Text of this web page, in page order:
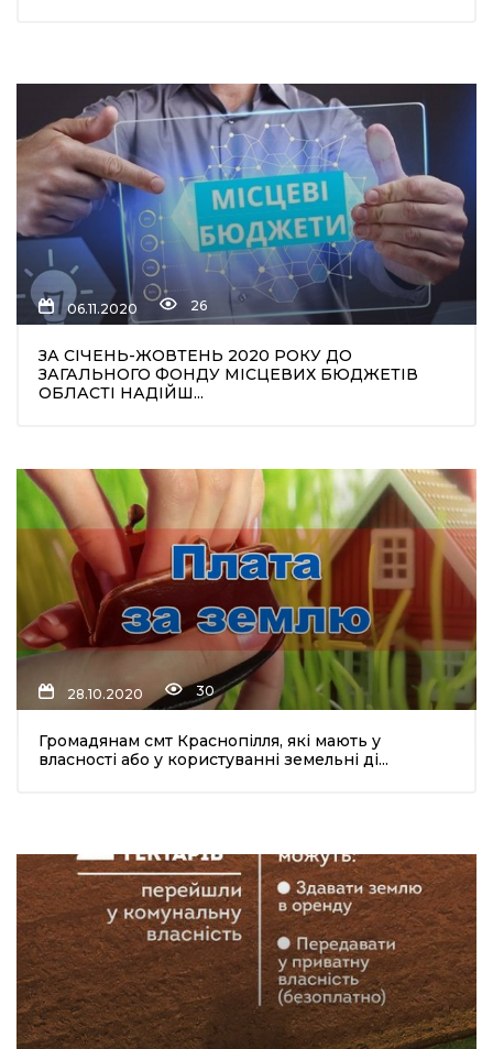
06.11.2020 26
ЗА СІЧЕНЬ-ЖОВТЕНЬ 2020 РОКУ ДО
ЗАГАЛЬНОГО ФОНДУ МІСЦЕВИХ БЮДЖЕТІВ
ОБЛАСТІ НАДІЙШ...
28.10.2020 30
Громадянам смт Краснопілля, які мають у
власності або у користуванні земельні ді...